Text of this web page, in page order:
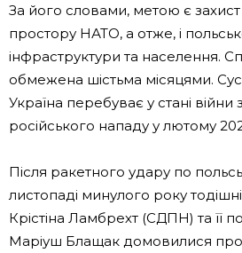
За його словами, метою є захист
простору НАТО, а отже, і
інфраструктури та населення.
обмежена шістьма місяцями.
Україна перебуває у стані
російського нападу у лютому
Після ракетного удару по
листопаді минулого року
Крістіна Ламбрехт (СДПН) та її
Маріуш Блащак домовилися